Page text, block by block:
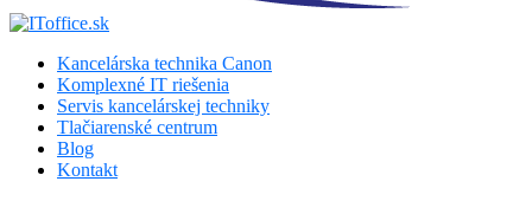
Kancelárska technika Canon
Komplexné IT riešenia
Servis kancelárskej techniky
Tlačiarenské centrum
Blog
Kontakt